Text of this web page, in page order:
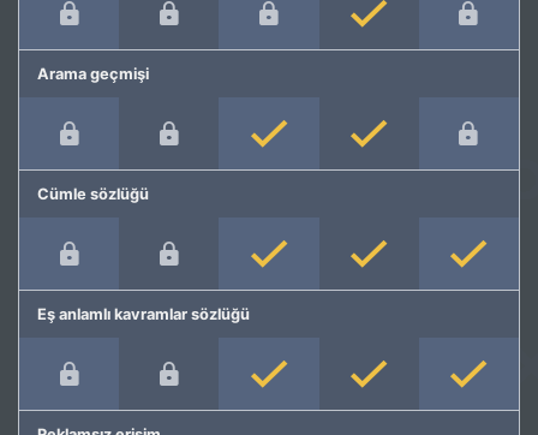
Arama geçmişi
Cümle sözlüğü
Eş anlamlı kavramlar sözlüğü